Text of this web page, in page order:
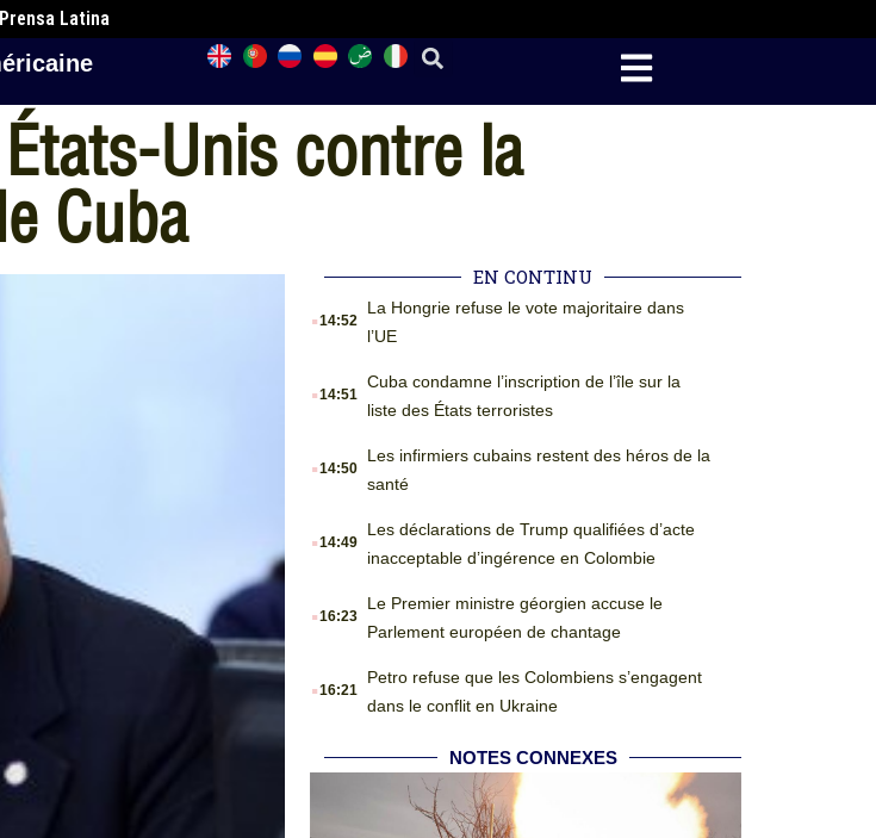
Latina
Unis contre la
Cuba
EN CONTINU
.14:52
La Hongrie refuse le vote majoritaire dans
l’UE
.14:51
Cuba condamne l’inscription de l’île sur la
liste des États terroristes
.14:50
Les infirmiers cubains restent des héros de la
santé
.14:49
Les déclarations de Trump qualifiées d’acte
inacceptable d’ingérence en Colombie
.16:23
Le Premier ministre géorgien accuse le
Parlement européen de chantage
.16:21
Petro refuse que les Colombiens s’engagent
dans le conflit en Ukraine
NOTES CONNEXES